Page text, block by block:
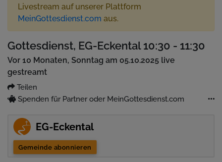
Livestream auf unserer Plattform
MeinGottesdienst.com aus.
Gottesdienst, EG-Eckental 10:30 - 11:30
Vor 10 Monaten, Sonntag am 05.10.2025 live
gestreamt
Teilen
Spenden für Partner oder MeinGottesdienst.com
EG-Eckental
Gemeinde abonnieren